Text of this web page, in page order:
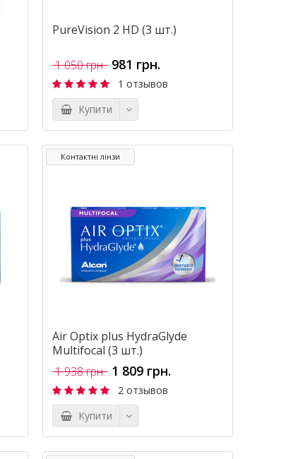
PureVision 2 HD (3 шт.)
1 050 грн. 981 грн.
1 отзывов
Купити
Контактні лінзи
Air Optix plus HydraGlyde
Multifocal (3 шт.)
1 938 грн. 1 809 грн.
2 отзывов
Купити